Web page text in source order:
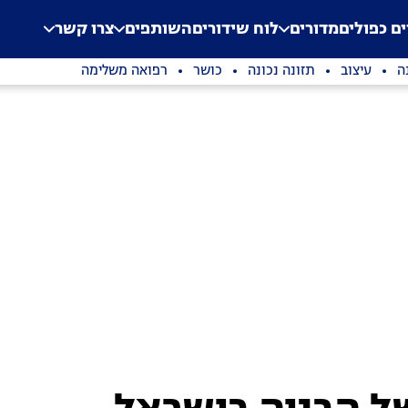
Application error: a
. כפוליםמדורים לוח שידוריםהשותפים צרו קשר
עיצוב תזונה נכונה כושר רפואה משלימה